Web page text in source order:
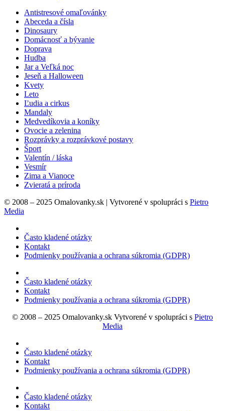
Antistresové omaľovánky
Abeceda a čísla
Dinosaury
Domácnosť a bývanie
Doprava
Hudba
Jar a Veľká noc
Jeseň a Halloween
Kvety
Leto
Ľudia a cirkus
Mandaly
Medvedíkovia a koníky
Ovocie a zelenina
Rozprávky a rozprávkové postavy
Šport
Valentín / láska
Vesmír
Zima a Vianoce
Zvieratá a príroda
© 2008 – 2025 Omalovanky.sk | Vytvorené v spolupráci s Pietro
Media
Často kladené otázky
Kontakt
Podmienky používania a ochrana súkromia (GDPR)
Často kladené otázky
Kontakt
Podmienky používania a ochrana súkromia (GDPR)
© 2008 – 2025 Omalovanky.sk Vytvorené v spolupráci s Pietro
Media
Často kladené otázky
Kontakt
Podmienky používania a ochrana súkromia (GDPR)
Často kladené otázky
Kontakt